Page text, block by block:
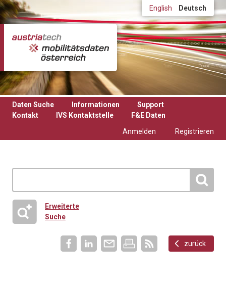
Direkt zum Inhalt English Deutsch
Daten Suche Informationen
Support
Kontakt
IVS Kontaktstelle
F&E Daten
Anmelden
Registrieren
Erweiterte
Suche
zurück